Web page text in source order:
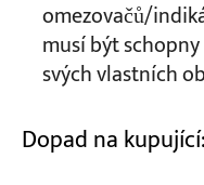
omezovačů/
musí být
svých vlastních
Dopad na kupující: